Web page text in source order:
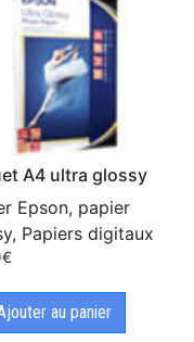
A4 ultra glossy
Epson, papier
Papiers digitaux
€
au panier